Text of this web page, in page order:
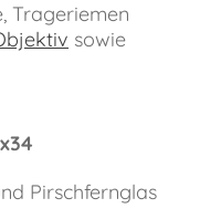
Trageriemen
sowie
Pirschfernglas